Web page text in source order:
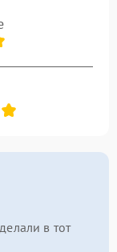
в тот